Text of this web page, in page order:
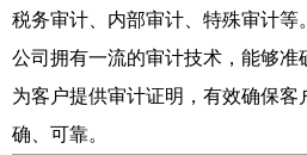
税务审计、内部审计、特殊审计等
公司拥有一流的审计技术，能够准
为客户提供审计证明，有效确保客
确、可靠。